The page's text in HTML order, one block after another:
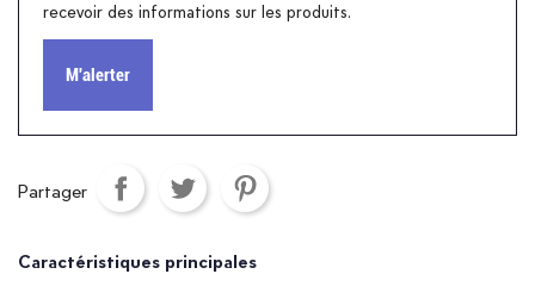
recevoir des informations sur les produits.
M'alerter
Partager
Caractéristiques principales